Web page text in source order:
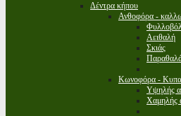
Δέντρα κήπου
Ανθοφόρα -
Αειθαλή
Σκιάς
Κωνοφόρα -
Υψηλής
Χαμηλής